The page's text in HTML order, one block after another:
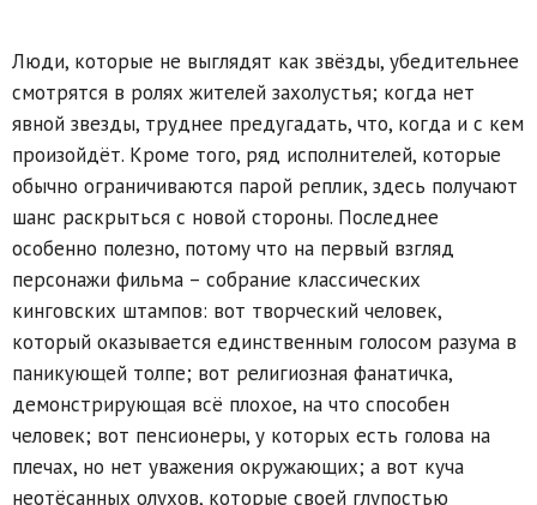
Люди, которые не выглядят как звёзды, убедительнее
смотрятся в ролях жителей захолустья; когда нет
явной звезды, труднее предугадать, что, когда и с кем
произойдёт. Кроме того, ряд исполнителей, которые
обычно ограничиваются парой реплик, здесь получают
шанс раскрыться с новой стороны. Последнее
особенно полезно, потому что на первый взгляд
персонажи фильма – собрание классических
кинговских штампов: вот творческий человек,
который оказывается единственным голосом разума в
паникующей толпе; вот религиозная фанатичка,
демонстрирующая всё плохое, на что способен
человек; вот пенсионеры, у которых есть голова на
плечах, но нет уважения окружающих; а вот куча
неотёсанных олухов, которые своей глупостью